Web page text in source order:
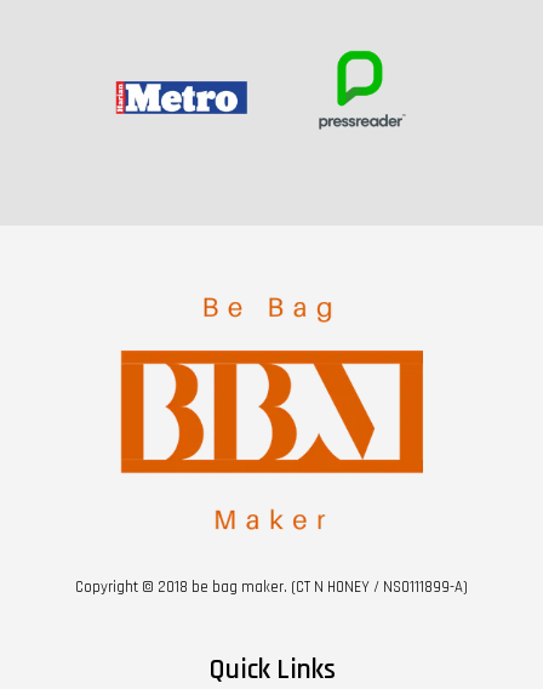
Copyright © 2018 be bag maker. (CT N HONEY / NS0111899-A)
Quick Links